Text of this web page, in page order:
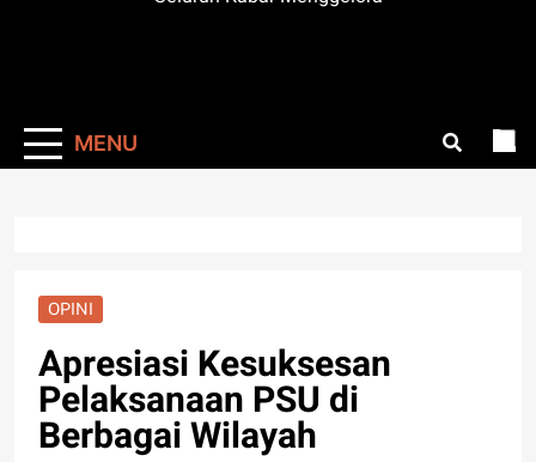
MENU
OPINI
Apresiasi Kesuksesan
Pelaksanaan PSU di
Berbagai Wilayah